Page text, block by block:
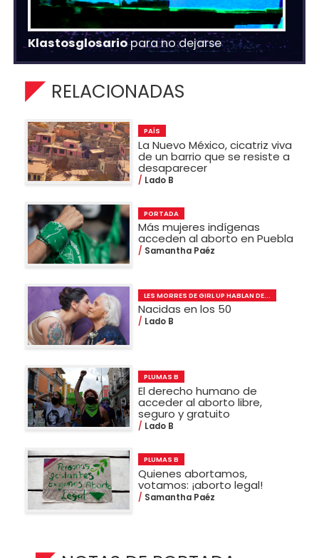
Klastosglosariopara no dejarse
RELACIONADAS
PAÍS
La Nuevo México, cicatriz viva
de un barrio que se resiste a
desaparecer
Lado B
PORTADA
Más mujeres indígenas
acceden al aborto en Puebla
Samantha Paéz
LES MORRES DE GIRL UP HABLAN DE...
Nacidas en los 50
Lado B
PLUMAS B
El derecho humano de
acceder al aborto libre,
seguro y gratuito
Lado B
PLUMAS B
Quienes abortamos,
votamos: ¡aborto legal!
Samantha Paéz